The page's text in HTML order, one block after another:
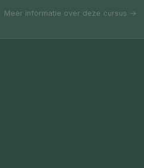
Meer informatie over deze cursus →